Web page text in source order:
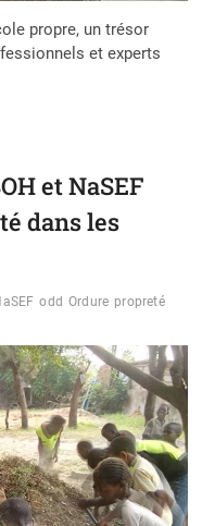
propre, un trésor
et experts
et NaSEF
dans les
odd Ordure propreté